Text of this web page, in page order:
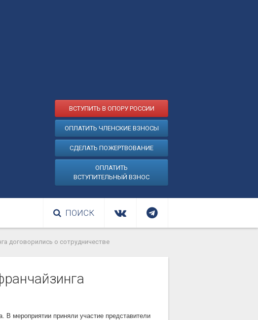
ВСТУПИТЬ В ОПОРУ РОССИИ
ОПЛАТИТЬ ЧЛЕНСКИЕ ВЗНОСЫ
СДЕЛАТЬ ПОЖЕРТВОВАНИЕ
ОПЛАТИТЬ
ВСТУПИТЕЛЬНЫЙ ВЗНОС
ПОИСК
договорились о сотрудничестве
мероприятии приняли участие представители